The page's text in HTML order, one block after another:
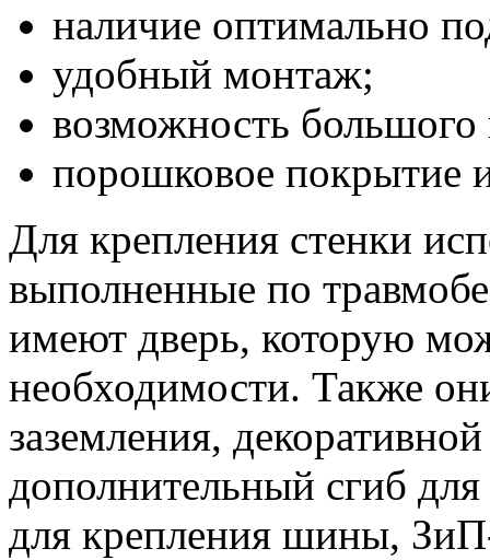
наличие оптимально
удобный монтаж;
возможность
порошковое покрытие
Для крепления стенки
выполненные по
имеют дверь, которую
необходимости. Также
заземления,
дополнительный сгиб
для крепления шины,